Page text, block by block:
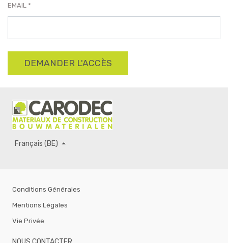
EMAIL
DEMANDER L'ACCÈS
Français (BE)
Conditions Générales
Mentions Légales
Vie Privée